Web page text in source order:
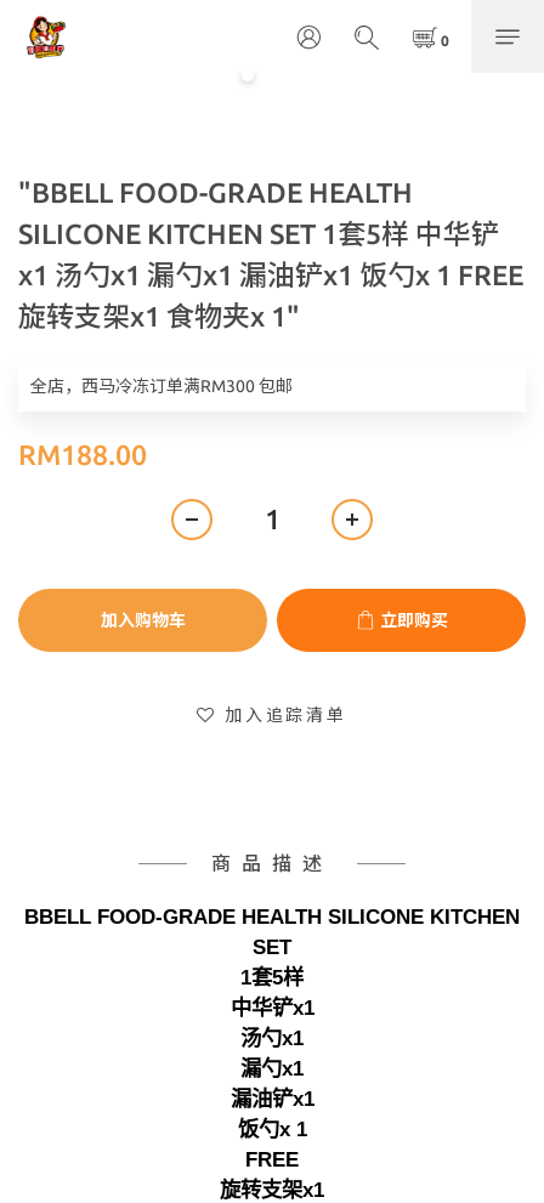
"BBELL FOOD-GRADE HEALTH
SILICONE KITCHEN SET 1套5样 中华铲
x1 汤勺x1 漏勺x1 漏油铲x1 饭勺x 1 FREE
旋转支架x1 食物夹x 1"
全店，西马冷冻订单满RM300 包邮
RM188.00
加入购物车 立即购买
加入追踪清单
商品描述
BBELL FOOD-GRADE HEALTH SILICONE KITCHEN
SET
1套5样
中华铲x1
汤勺x1
漏勺x1
漏油铲x1
饭勺x 1
FREE
旋转支架x1